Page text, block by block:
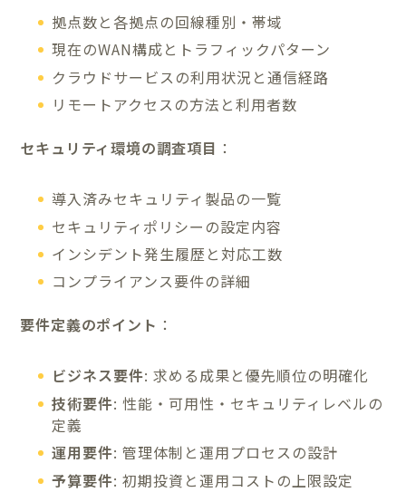
拠点数と各拠点の回線種別・帯域
現在のWAN構成とトラフィックパターン
クラウドサービスの利用状況と通信経路
リモートアクセスの方法と利用者数
セキュリティ環境の調査項目 ：
導入済みセキュリティ製品の一覧
セキュリティポリシーの設定内容
インシデント発生履歴と対応工数
コンプライアンス要件の詳細
要件定義のポイント ：
ビジネス要件: 求める成果と優先順位の明確化
技術要件: 性能・可用性・セキュリティレベルの
定義
運用要件: 管理体制と運用プロセスの設計
予算要件: 初期投資と運用コストの上限設定